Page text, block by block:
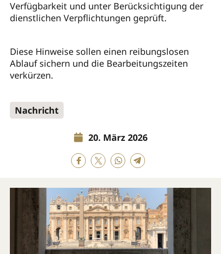
Verfügbarkeit und unter Berücksichtigung der
dienstlichen Verpflichtungen geprüft.
Diese Hinweise sollen einen reibungslosen
Ablauf sichern und die Bearbeitungszeiten
verkürzen.
Nachricht
20. März 2026